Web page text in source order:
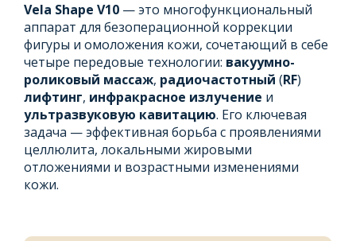
Vela Shape V10 — это многофункциональный
аппарат для безоперационной коррекции
фигуры и омоложения кожи, сочетающий в себе
четыре передовые технологии: вакуумно-
роликовый массаж, радиочастотный (RF)
лифтинг, инфракрасное излучение и
ультразвуковую кавитацию. Его ключевая
задача — эффективная борьба с проявлениями
целлюлита, локальными жировыми
отложениями и возрастными изменениями
кожи.